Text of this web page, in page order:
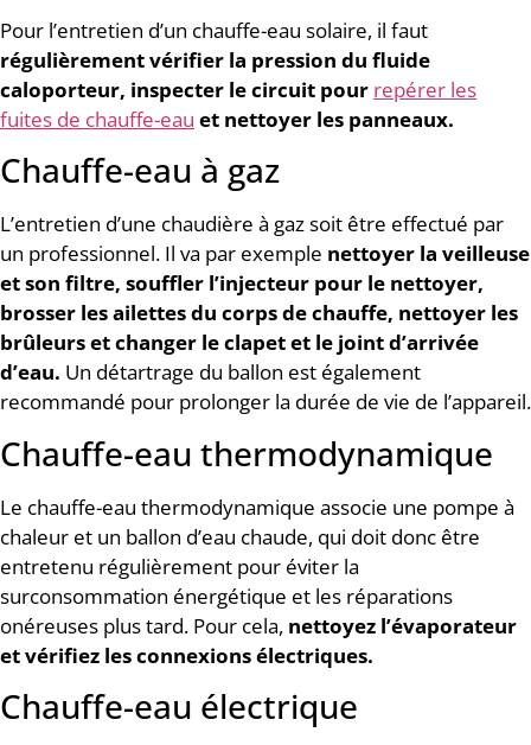
Pour l’entretien d’un chauffe-eau solaire, il faut
régulièrement vérifier la pression du fluide
caloporteur, inspecter le circuit pour repérer les
fuites de chauffe-eau et nettoyer les panneaux.
Chauffe-eau à gaz
L’entretien d’une chaudière à gaz soit être effectué par
un professionnel. Il va par exemple nettoyer la veilleuse
et son filtre, souffler l’injecteur pour le nettoyer,
brosser les ailettes du corps de chauffe, nettoyer les
brûleurs et changer le clapet et le joint d’arrivée
d’eau. Un détartrage du ballon est également
recommandé pour prolonger la durée de vie de l’appareil.
Chauffe-eau thermodynamique
Le chauffe-eau thermodynamique associe une pompe à
chaleur et un ballon d’eau chaude, qui doit donc être
entretenu régulièrement pour éviter la
surconsommation énergétique et les réparations
onéreuses plus tard. Pour cela, nettoyez l’évaporateur
et vérifiez les connexions électriques.
Chauffe-eau électrique